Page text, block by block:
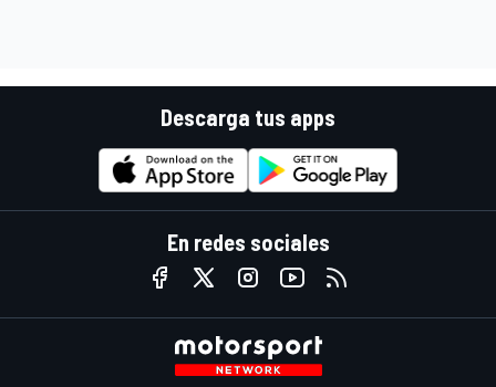
Descarga tus apps
En redes sociales